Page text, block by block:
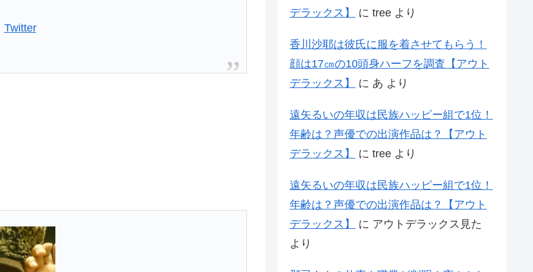
Twitter
デラックス】 に tree より
香川沙耶は彼氏に服を着させてもらう！
顔は17㎝の10頭身ハーフを調査【アウト
デラックス】
に あ より
遠矢るいの年収は民族ハッピー組で1位！
年齢は？声優での出演作品は？【アウト
デラックス】
に tree より
遠矢るいの年収は民族ハッピー組で1位！
年齢は？声優での出演作品は？【アウト
デラックス】
に アウトデラックス見た
より